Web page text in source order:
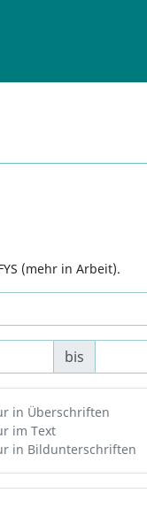
(mehr in Arbeit).
bis
in Überschriften
im Text
in Bildunterschriften